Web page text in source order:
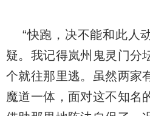
“快跑，决不能和此人
疑。我记得岚州鬼灵门分
个就往那里逃。虽然两家
魔道一体，面对这不知名